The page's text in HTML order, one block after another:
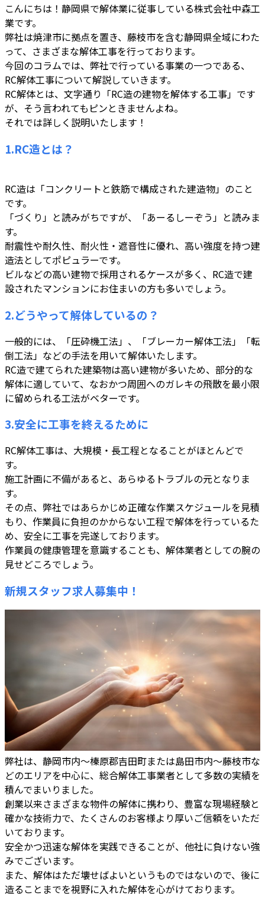
こんにちは！静岡県で解体業に従事している株式会社中森工
業です。
弊社は焼津市に拠点を置き、藤枝市を含む静岡県全域にわた
って、さまざまな解体工事を行っております。
今回のコラムでは、弊社で行っている事業の一つである、
RC解体工事について解説していきます。
RC解体とは、文字通り「RC造の建物を解体する工事」です
が、そう言われてもピンときませんよね。
それでは詳しく説明いたします！
1.RC造とは？
RC造は「コンクリートと鉄筋で構成された建造物」のこと
です。
「づくり」と読みがちですが、「あーるしーぞう」と読みま
す。
耐震性や耐久性、耐火性・遮音性に優れ、高い強度を持つ建
造法としてポピュラーです。
ビルなどの高い建物で採用されるケースが多く、RC造で建
設されたマンションにお住まいの方も多いでしょう。
2.どうやって解体しているの？
一般的には、「圧砕機工法」、「ブレーカー解体工法」「転
倒工法」などの手法を用いて解体いたします。
RC造で建てられた建築物は高い建物が多いため、部分的な
解体に適していて、なおかつ周囲へのガレキの飛散を最小限
に留められる工法がベターです。
3.安全に工事を終えるために
RC解体工事は、大規模・長工程となることがほとんどで
す。
施工計画に不備があると、あらゆるトラブルの元となりま
す。
その点、弊社ではあらかじめ正確な作業スケジュールを見積
もり、作業員に負担のかからない工程で解体を行っているた
め、安全に工事を完遂しております。
作業員の健康管理を意識することも、解体業者としての腕の
見せどころでしょう。
新規スタッフ求人募集中！
弊社は、静岡市内～榛原郡吉田町または島田市内～藤枝市な
どのエリアを中心に、総合解体工事業者として多数の実績を
積んでまいりました。
創業以来さまざまな物件の解体に携わり、豊富な現場経験と
確かな技術力で、たくさんのお客様より厚いご信頼をいただ
いております。
安全かつ迅速な解体を実践できることが、他社に負けない強
みでございます。
また、解体はただ壊せばよいというものではないので、後に
造ることまでを視野に入れた解体を心がけております。